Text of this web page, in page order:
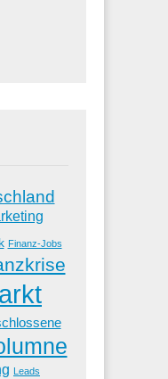
Finanz-Jobs
Leads